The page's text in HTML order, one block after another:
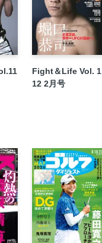
Fight＆Life Vol. 1
12 2月号